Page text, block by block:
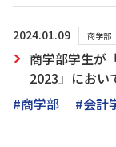
2024.01.09 商学部
商学部学生が
2023」におい
#商学部
#会計